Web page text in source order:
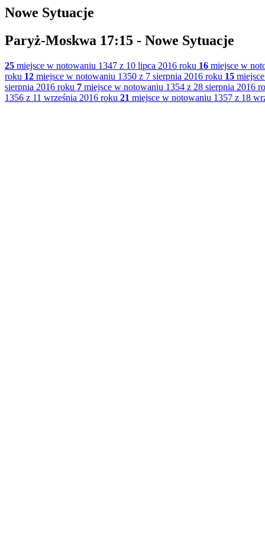
Nowe Sytuacje
Paryż-Moskwa 17:15 - Nowe Sytuacje
25 miejsce w notowaniu 1347 z 10 lipca 2016 roku 16 miejsce w
roku 12 miejsce w notowaniu 1350 z 7 sierpnia 2016 roku 15
sierpnia 2016 roku 7 miejsce w notowaniu 1354 z 28 sierpnia 2016
1356 z 11 września 2016 roku 21 miejsce w notowaniu 1357 z 18